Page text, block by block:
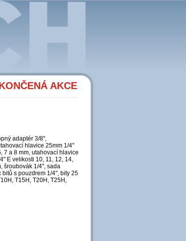
AKCE
adaptér 3/8",
hlavice 25mm 1/4"
7 a 8 mm, utahovací hlavice
E velikosti 10, 11, 12, 14,
šroubovák 1/4", sada
bitů s pouzdrem 1/4", bity 25
T15H, T20H, T25H,